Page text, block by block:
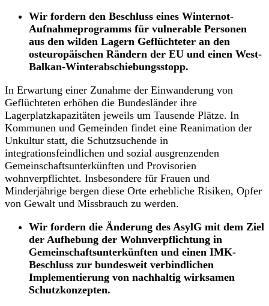
Wir fordern den Beschluss eines Winternot-
Aufnahmeprogramms für vulnerable Personen
aus den wilden Lagern Geflüchteter an den
osteuropäischen Rändern der EU und einen West-
Balkan-Winterabschiebungsstopp.
In Erwartung einer Zunahme der Einwanderung von
Geflüchteten erhöhen die Bundesländer ihre
Lagerplatzkapazitäten jeweils um Tausende Plätze. In
Kommunen und Gemeinden findet eine Reanimation der
Unkultur statt, die Schutzsuchende in
integrationsfeindlichen und sozial ausgrenzenden
Gemeinschaftsunterkünften und Provisorien
wohnverpflichtet. Insbesondere für Frauen und
Minderjährige bergen diese Orte erhebliche Risiken, Opfer
von Gewalt und Missbrauch zu werden.
Wir fordern die Änderung des AsylG mit dem Ziel
der Aufhebung der Wohnverpflichtung in
Gemeinschaftsunterkünften und einen IMK-
Beschluss zur bundesweit verbindlichen
Implementierung von nachhaltig wirksamen
Schutzkonzepten.